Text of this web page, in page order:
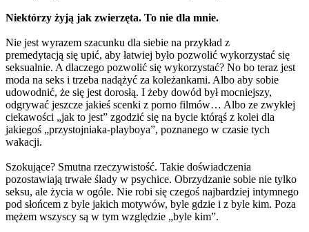
Niektórzy żyją jak zwierzęta. To nie dla mnie.
Nie jest wyrazem szacunku dla siebie na przykład z
premedytacją się upić, aby łatwiej było pozwolić wykorzystać się
seksualnie. A dlaczego pozwolić się wykorzystać? No bo teraz jest
moda na seks i trzeba nadążyć za koleżankami. Albo aby sobie
udowodnić, że się jest dorosłą. I żeby dowód był mocniejszy,
odgrywać jeszcze jakieś scenki z porno filmów… Albo ze zwykłej
ciekawości „jak to jest” zgodzić się na bycie którąś z kolei dla
jakiegoś „przystojniaka-playboya”, poznanego w czasie tych
wakacji.
Szokujące? Smutna rzeczywistość. Takie doświadczenia
pozostawiają trwałe ślady w psychice. Obrzydzanie sobie nie tylko
seksu, ale życia w ogóle. Nie robi się czegoś najbardziej intymnego
pod słońcem z byle jakich motywów, byle gdzie i z byle kim. Poza
mężem wszyscy są w tym względzie „byle kim”.